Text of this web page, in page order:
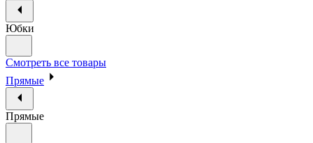
Юбки
Смотреть все товары
Прямые
Прямые